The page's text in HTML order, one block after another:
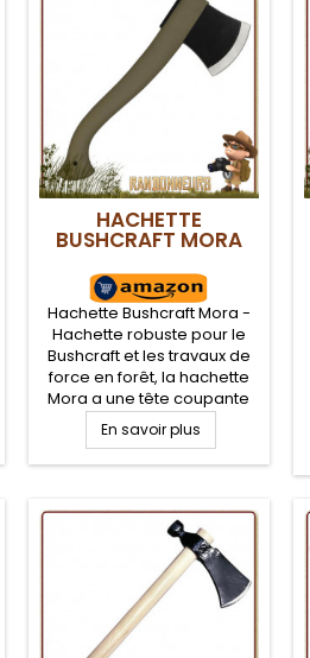
HACHETTE
BUSHCRAFT MORA
Hachette Bushcraft Mora -
Hachette robuste pour le
Bushcraft et les travaux de
force en forêt, la hachette
Mora a une tête coupante
en acier inox au bore,
manche en plastique ABS
très résistant et de bonne
volumineuse et très
performante, idéale pour
votre campement Bushcraft
nature
En savoir plus